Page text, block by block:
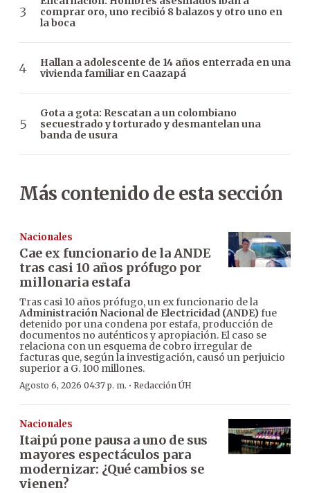
comprar oro, uno recibió 8 balazos y otro uno en
la boca
Hallan a adolescente de 14 años enterrada en una
vivienda familiar en Caazapá
Gota a gota: Rescatan a un colombiano
secuestrado y torturado y desmantelan una
banda de usura
Más contenido de esta sección
Nacionales
Cae ex funcionario de la ANDE
tras casi 10 años prófugo por
millonaria estafa
Tras casi 10 años prófugo, un ex funcionario de la
Administración Nacional de Electricidad (ANDE)fue
detenido por una condena por estafa, producción de
documentos no auténticos y apropiación. El caso se
relaciona con un esquema de cobro irregular de
facturas que, según la investigación, causó un perjuicio
superior a G. 100 millones.
Agosto 6, 2026 04:37 p. m. · Redacción ÚH
Nacionales
Itaipú pone pausa a uno de sus
mayores espectáculos para
modernizar: ¿Qué cambios se
vienen?